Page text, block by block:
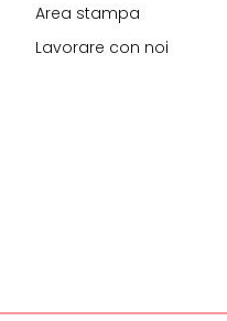
Area stampa
Lavorare con noi